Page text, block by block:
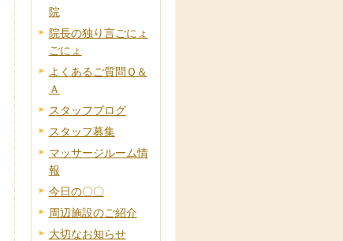
院
院長の独り言ごにょ
ごにょ
よくあるご質問Ｑ＆
Ａ
スタッフブログ
スタッフ募集
マッサージルーム情
報
今日の〇〇
周辺施設のご紹介
大切なお知らせ